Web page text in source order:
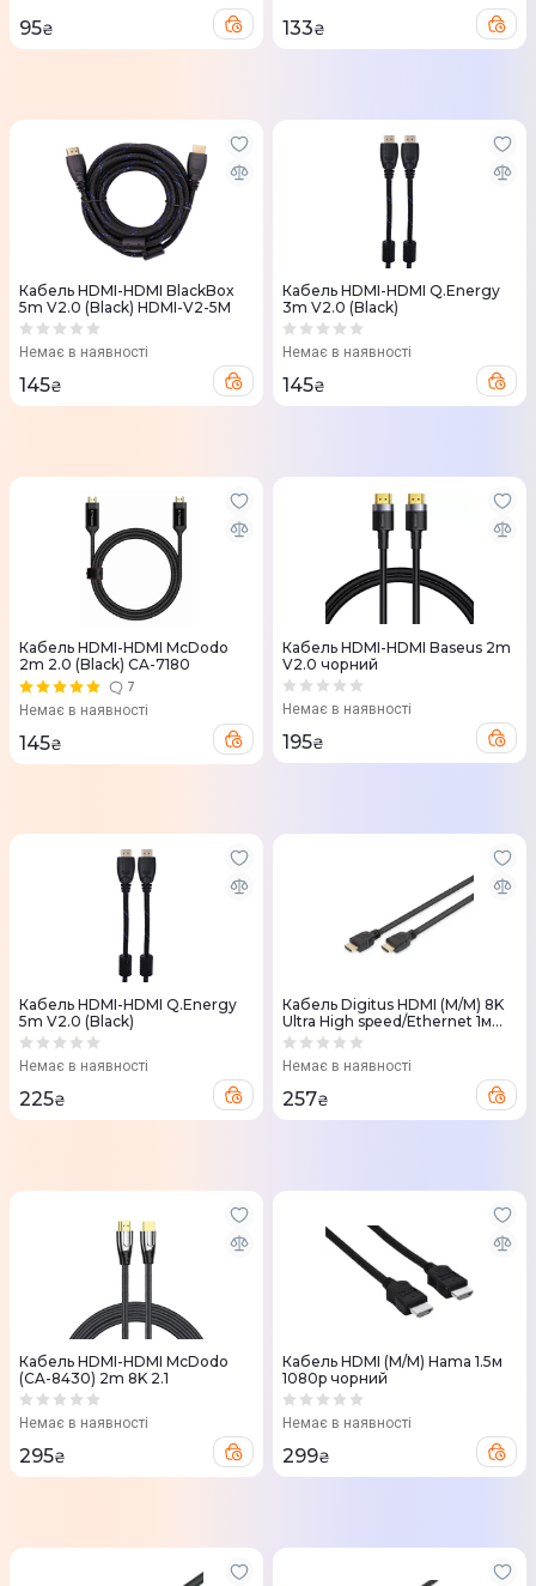
95₴ 133₴
Кабель HDMI-HDMI BlackBox
5m V2.0 (Black) HDMI-V2-5M
Немає в наявності
145₴
Кабель HDMI-HDMI Q.Energy
3m V2.0 (Black)
Немає в наявності
145₴
Кабель HDMI-HDMI McDodo
2m 2.0 (Black) CA-7180
7
Немає в наявності
145₴
Кабель HDMI-HDMI Baseus 2m
V2.0 чорний
Немає в наявності
195₴
Кабель HDMI-HDMI Q.Energy
5m V2.0 (Black)
Немає в наявності
225₴
Кабель Digitus HDMI (M/M) 8K
Ultra High speed/Ethernet 1м
чорний
Немає в наявності
257₴
Кабель HDMI-HDMI McDodo
(CA-8430) 2m 8K 2.1
Немає в наявності
295₴
Кабель HDMI (M/M) Hama 1.5м
1080p чорний
Немає в наявності
299₴